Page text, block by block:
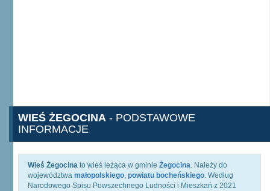
WIEŚ ŻEGOCINA - PODSTAWOWE
INFORMACJE
Wieś Żegocina to wieś leżąca w gminie Żegocina. Należy do
województwa małopolskiego, powiatu bocheńskiego. Według
Narodowego Spisu Powszechnego Ludności i Mieszkań z 2021